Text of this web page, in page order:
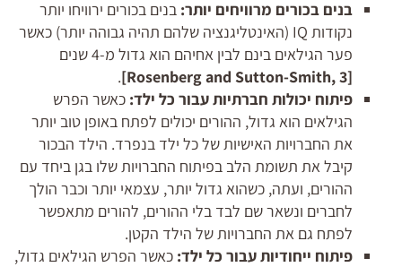
בנים בכורים מרוויחים יותר: בנים בכורים ירוויחו יותר
נקודות IQ (האינטליגנציה שלהם תהיה גבוהה יותר) כאשר
פער הגילאים בינם לבין אחיהם הוא גדול מ-4 שנים
[
Rosenberg and Sutton-Smith, 3]
.
פיתוח יכולות חברתיות עבור כל ילד: כאשר הפרש
הגילאים הוא גדול, ההורים יכולים לפתח באופן טוב יותר
את החברויות האישיות של כל ילד בנפרד. הילד הבכור
קיבל את תשומת הלב בפיתוח החברויות שלו בגן ביחד עם
ההורים, ועתה, כשהוא גדול יותר, עצמאי יותר וכבר הולך
לחברים ונשאר שם לבד בלי ההורים, להורים מתאפשר
לפתח גם את החברויות של הילד הקטן.
פיתוח ייחודיות עבור כל ילד: כאשר הפרש הגילאים גדול,